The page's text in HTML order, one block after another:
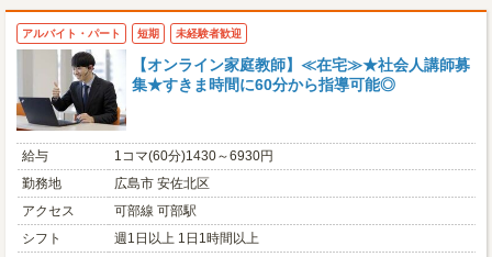
アルバイト・パート 短期 未経験者歓迎
【オンライン家庭教師】≪在宅≫★社会人講師募
集★すきま時間に60分から指導可能◎
給与
1コマ(60分)1430～6930円
勤務地
広島市 安佐北区
アクセス
可部線 可部駅
シフト
週1日以上 1日1時間以上